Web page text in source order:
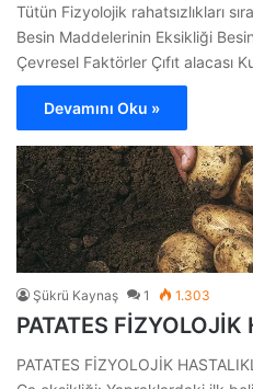
Tütün Fizyolojik rahatsızlıkları
Besin Maddelerinin Eksikliği
Çevresel Faktörler Çıfıt alacası
Devamını Oku »
Şükrü Kaynaş 1 1.303
PATATES FİZYOLOJİK
PATATES FİZYOLOJİK